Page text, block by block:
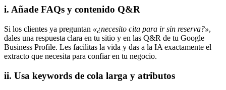
i. Añade FAQs y contenido Q&R
Si los clientes ya preguntan «¿necesito cita para ir sin reserva?»,
dales una respuesta clara en tu sitio y en las Q&R de tu Google
Business Profile. Les facilitas la vida y das a la IA exactamente el
extracto que necesita para confiar en tu negocio.
ii. Usa keywords de cola larga y atributos